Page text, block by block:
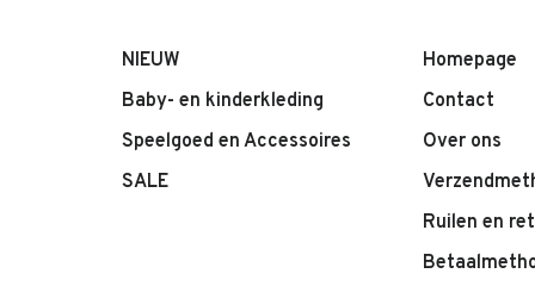
NIEUW
Baby- en kinderkleding
Speelgoed en Accessoires
SALE
Homepage
Contact
Over ons
Ruilen en